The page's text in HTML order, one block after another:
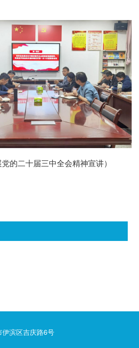
党的二十届三中全会精神宣讲）
滨区吉庆路6号